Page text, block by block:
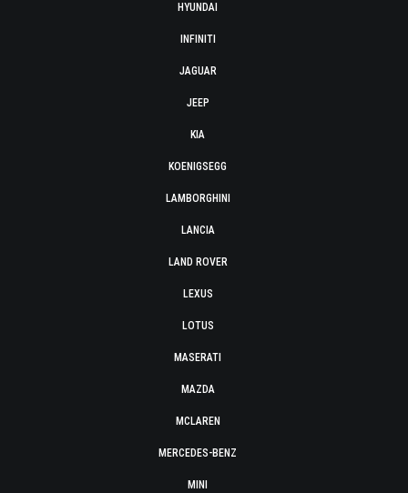
HYUNDAI
INFINITI
JAGUAR
JEEP
KIA
KOENIGSEGG
LAMBORGHINI
LANCIA
LAND ROVER
LEXUS
LOTUS
MASERATI
MAZDA
MCLAREN
MERCEDES-BENZ
MINI